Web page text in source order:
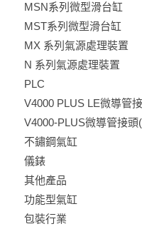
MSN系列微型滑台缸
MST系列微型滑台缸
MX 系列氣源處理裝置
N 系列氣源處理裝置
PLC
V4000 PLUS LE微導管
V4000-PLUS微導管接頭
不鏽鋼氣缸
儀錶
其他產品
功能型氣缸
包裝行業